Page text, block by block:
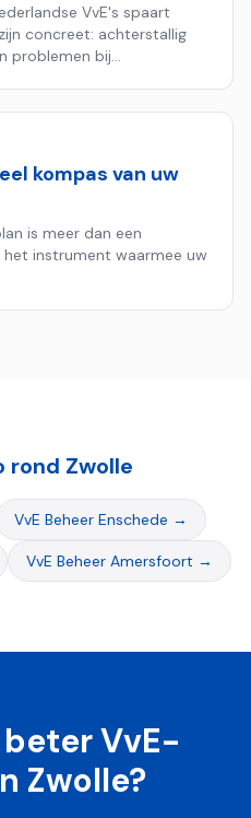
VvE's spaart
concreet: achterstallig
problemen bij
kompas van uw
is meer dan een
instrument waarmee uw
rond Zwolle
VvE Beheer Enschede →
VvE Beheer Amersfoort →
VvE-
Zwolle?